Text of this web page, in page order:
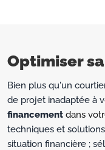
Optimiser
Bien plus qu'un
de projet inadaptée à
financement dans
techniques et
situation financière ;